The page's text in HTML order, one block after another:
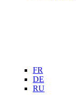
FR
DE
RU